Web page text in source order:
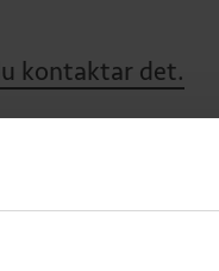
kontaktar det.